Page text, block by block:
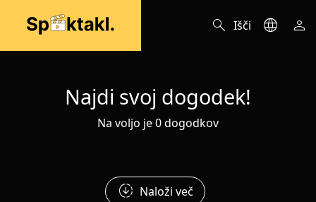
search Išči language person
Najdi svoj dogodek!
Na voljo je 0 dogodkov
downloading Naloži več